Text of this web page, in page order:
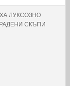
ЛУКСОЗНО
СКЪПИ